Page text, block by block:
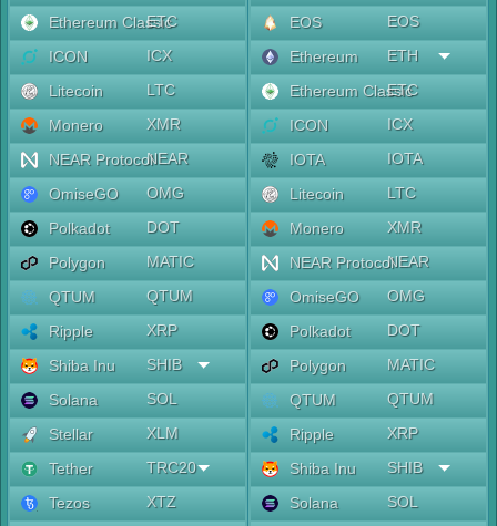
Ethereum Classic
ETC
ICON
ICX
Litecoin
LTC
Monero
XMR
NEAR ProtocolNEAR
OmiseGO
OMG
Polkadot
DOT
Polygon
MATIC
QTUM
QTUM
Ripple
XRP
Shiba Inu
SHIB
Solana
SOL
Stellar
XLM
Tether
TRC20
Tezos
XTZ
EOS
EOS
Ethereum
ETH
Ethereum Classic
ETC
ICON
ICX
IOTA
IOTA
Litecoin
LTC
Monero
XMR
NEAR ProtocolNEAR
OmiseGO
OMG
Polkadot
DOT
Polygon
MATIC
QTUM
QTUM
Ripple
XRP
Shiba Inu
SHIB
Solana
SOL